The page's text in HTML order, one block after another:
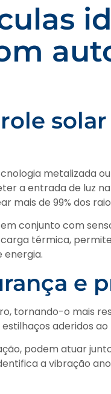
metalizada
a entrada de luz
mais de 99% dos
conjunto com
térmica,
energia.
e
tornando-o mais
aderidos
podem atuar
a vibração